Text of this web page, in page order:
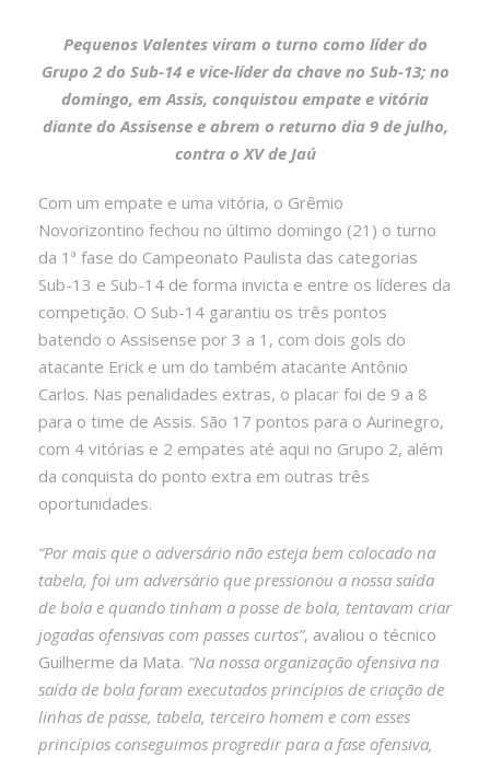
Pequenos Valentes viram o turno como líder do
Grupo 2 do Sub-14 e vice-líder da chave no Sub-13; no
domingo, em Assis, conquistou empate e vitória
diante do Assisense e abrem o returno dia 9 de julho,
contra o XV de Jaú
Com um empate e uma vitória, o Grêmio
Novorizontino fechou no último domingo (21) o turno
da 1ª fase do Campeonato Paulista das categorias
Sub-13 e Sub-14 de forma invicta e entre os líderes da
competição. O Sub-14 garantiu os três pontos
batendo o Assisense por 3 a 1, com dois gols do
atacante Erick e um do também atacante Antônio
Carlos. Nas penalidades extras, o placar foi de 9 a 8
para o time de Assis. São 17 pontos para o Aurinegro,
com 4 vitórias e 2 empates até aqui no Grupo 2, além
da conquista do ponto extra em outras três
oportunidades.
“Por mais que o adversário não esteja bem colocado na
tabela, foi um adversário que pressionou a nossa saída
de bola e quando tinham a posse de bola, tentavam criar
jogadas ofensivas com passes curtos”, avaliou o técnico
Guilherme da Mata. “Na nossa organização ofensiva na
saída de bola foram executados princípios de criação de
linhas de passe, tabela, terceiro homem e com esses
princípios conseguimos progredir para a fase ofensiva,